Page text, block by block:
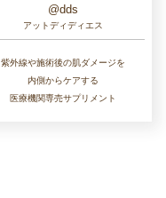
@dds
アットディディエス
紫外線や施術後の肌ダメージを
内側からケアする
医療機関専売サプリメント